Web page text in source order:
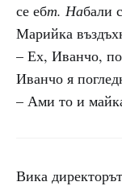
се ебт. Набали
Марийка
– Ех, Иванчо,
Иванчо я
– Ами то и
Вика